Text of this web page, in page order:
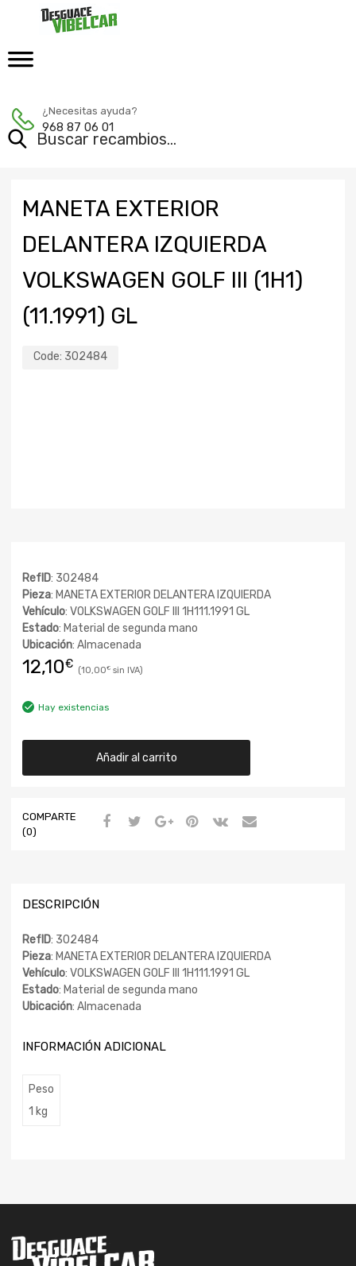
¿Necesitas ayuda?
968 87 06 01
MANETA EXTERIOR
DELANTERA IZQUIERDA
VOLKSWAGEN GOLF III (1H1)
(11.1991) GL
Code: 302484
RefID: 302484
Pieza: MANETA EXTERIOR DELANTERA IZQUIERDA
Vehículo: VOLKSWAGEN GOLF III 1H111.1991 GL
Estado: Material de segunda mano
Ubicación: Almacenada
12,10€ 10,00€
Hay existencias
Añadir al carrito
COMPARTE
(0)
DESCRIPCIÓN
RefID: 302484
Pieza: MANETA EXTERIOR DELANTERA IZQUIERDA
Vehículo: VOLKSWAGEN GOLF III 1H111.1991 GL
Estado: Material de segunda mano
Ubicación: Almacenada
INFORMACIÓN ADICIONAL
Peso
1 kg